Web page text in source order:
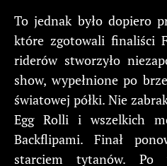
To jednak było dopiero
które zgotowali finaliści
riderów stworzyło
show, wypełnione po
światowej półki. Nie
Egg Rolli i wszelkich
Backflipami. Finał
starciem tytanów. Po